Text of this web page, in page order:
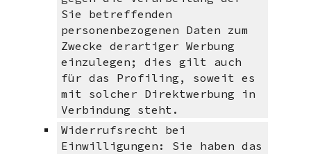
Sie betreffenden
personenbezogenen Daten zum
Zwecke derartiger Werbung
einzulegen; dies gilt auch
für das Profiling, soweit es
mit solcher Direktwerbung in
Verbindung steht.
Widerrufsrecht bei
Einwilligungen: Sie haben das